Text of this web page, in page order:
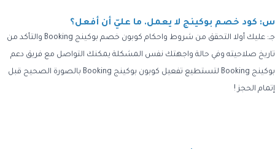
س: كود خصم بوكينج لا يعمل. ما عليّ أن أفعل؟
جـ:
عليك أولا التحقق من شروط واحكام كوبون خصم بوكينج Booking والتأكد من
تاريخ صلاحيته وفي حالة واجهتك نفس المشكلة يمكنك التواصل مع فريق دعم
بوكينج Booking لتستطيع تفعيل كوبون بوكينج Booking بالصورة الصحيح قبل
إتمام الحجز !